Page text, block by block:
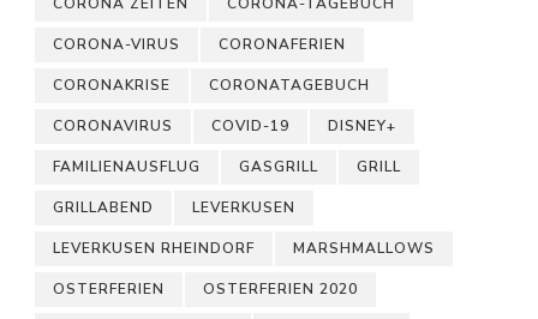
CORONA ZEITEN CORONA-TAGEBUCH
CORONA-VIRUS CORONAFERIEN
CORONAKRISE CORONATAGEBUCH
CORONAVIRUS COVID-19 DISNEY+
FAMILIENAUSFLUG GASGRILL GRILL
GRILLABEND LEVERKUSEN
LEVERKUSEN RHEINDORF MARSHMALLOWS
OSTERFERIEN OSTERFERIEN 2020